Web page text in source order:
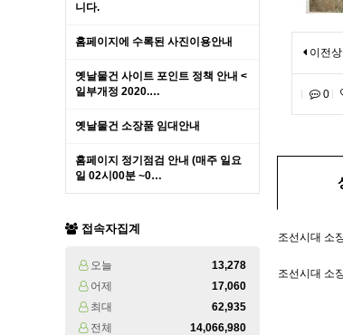
니다.
홈페이지에 수록된 사진이용안내
옛날물건 사이트 포인트 정책 안내 <
일부개정 2020.…
옛날물건 소장품 임대안내
홈페이지 정기점검 안내 (매주 일요
일 02시00분 ~0…
접속자집계
오늘
13,278
어제
17,060
최대
62,935
전체
14,066,980
이전
0
조선시대 소
조선시대 소